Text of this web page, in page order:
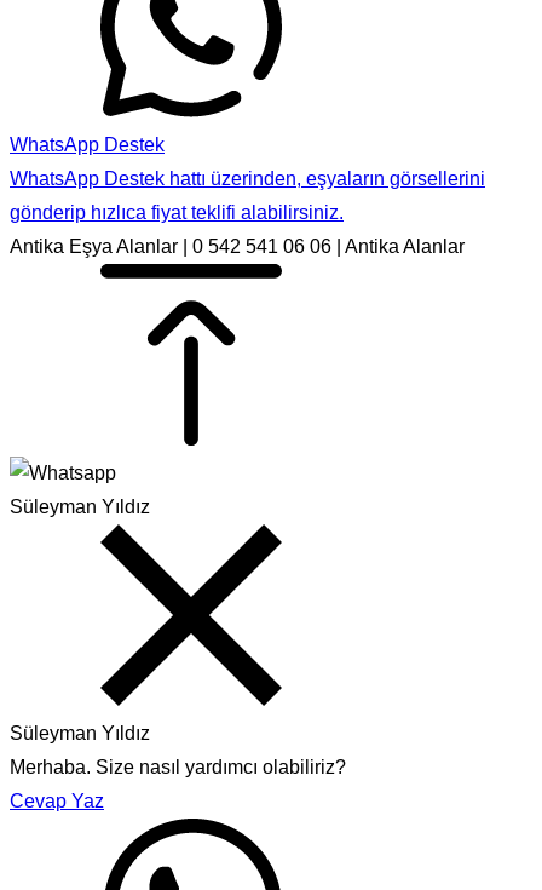
WhatsApp Destek
WhatsApp Destek hattı üzerinden, eşyaların görsellerini
gönderip hızlıca fiyat teklifi alabilirsiniz.
Antika Eşya Alanlar | 0 542 541 06 06 | Antika Alanlar
Süleyman Yıldız
Süleyman Yıldız
Merhaba. Size nasıl yardımcı olabiliriz?
Cevap Yaz